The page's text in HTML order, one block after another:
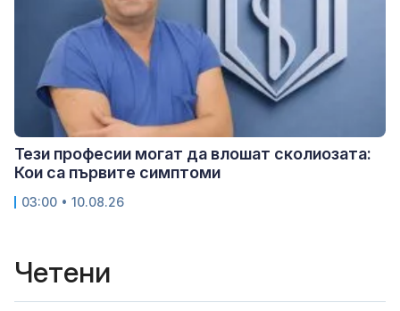
Тези професии могат да влошат сколиозата:
Кои са първите симптоми
03:00 • 10.08.26
Четени